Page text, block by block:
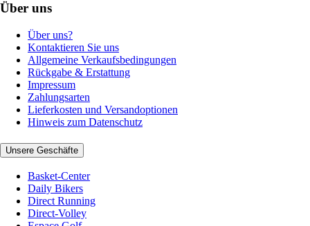
Über uns
Über uns?
Kontaktieren Sie uns
Allgemeine Verkaufsbedingungen
Rückgabe & Erstattung
Impressum
Zahlungsarten
Lieferkosten und Versandoptionen
Hinweis zum Datenschutz
Unsere Geschäfte
Basket-Center
Daily Bikers
Direct Running
Direct-Volley